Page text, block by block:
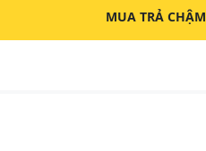
MUA TRẢ CHẬM